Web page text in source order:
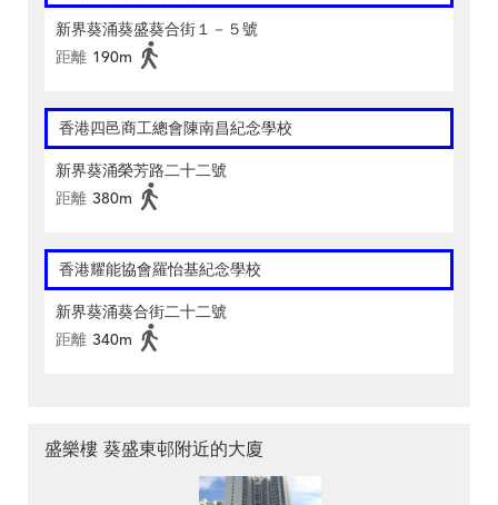
新界葵涌葵盛葵合街１－５號
距離 190m
香港四邑商工總會陳南昌紀念學校
新界葵涌榮芳路二十二號
距離 380m
香港耀能協會羅怡基紀念學校
新界葵涌葵合街二十二號
距離 340m
盛樂樓 葵盛東邨附近的大廈